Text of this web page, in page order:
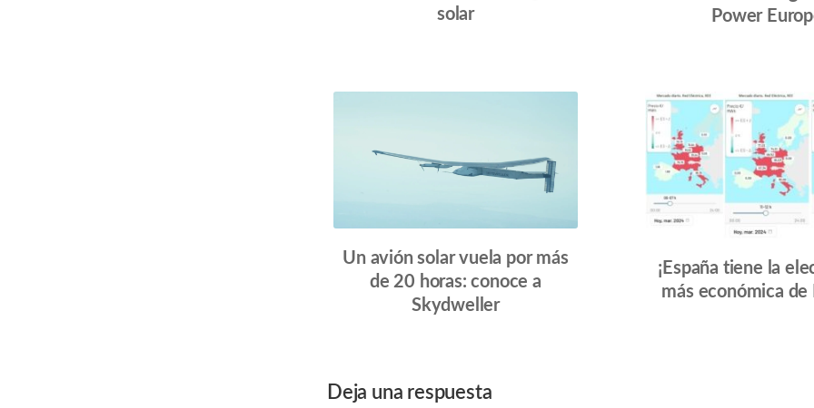
solar
Power
Un avión solar vuela por más
de 20 horas: conoce a
Skydweller
¡España tiene la
más económica de
Deja una respuesta